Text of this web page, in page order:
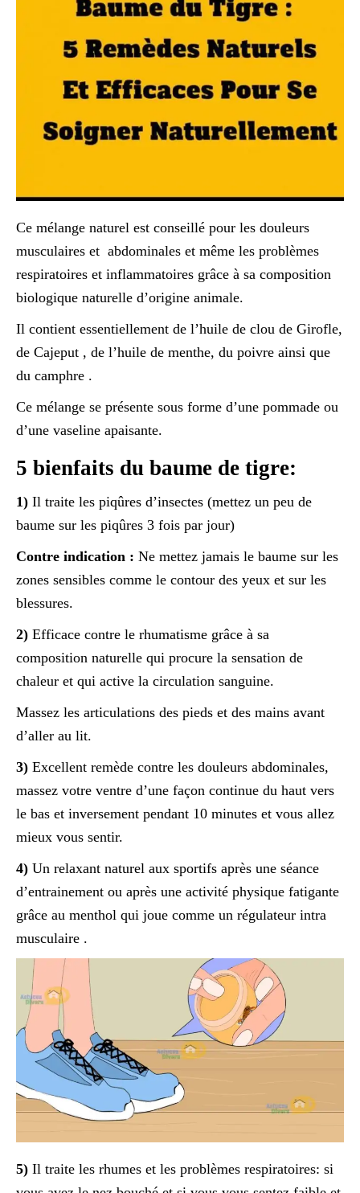
Ce mélange naturel est conseillé pour les douleurs
musculaires et abdominales et même les problèmes
respiratoires et inflammatoires grâce à sa composition
biologique naturelle d’origine animale.
Il contient essentiellement de l’huile de clou de Girofle,
de Cajeput , de l’huile de menthe, du poivre ainsi que
du camphre .
Ce mélange se présente sous forme d’une pommade ou
d’une vaseline apaisante.
5 bienfaits du baume de tigre:
1) Il traite les piqûres d’insectes (mettez un peu de
baume sur les piqûres 3 fois par jour)
Contre indication : Ne mettez jamais le baume sur les
zones sensibles comme le contour des yeux et sur les
blessures.
2) Efficace contre le rhumatisme grâce à sa
composition naturelle qui procure la sensation de
chaleur et qui active la circulation sanguine.
Massez les articulations des pieds et des mains avant
d’aller au lit.
3) Excellent remède contre les douleurs abdominales,
massez votre ventre d’une façon continue du haut vers
le bas et inversement pendant 10 minutes et vous allez
mieux vous sentir.
4) Un relaxant naturel aux sportifs après une séance
d’entrainement ou après une activité physique fatigante
grâce au menthol qui joue comme un régulateur intra
musculaire .
5) Il traite les rhumes et les problèmes respiratoires: si